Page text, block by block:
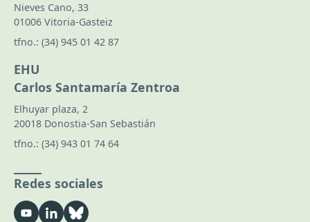
Nieves Cano, 33
01006 Vitoria-Gasteiz
tfno.: (34) 945 01 42 87
EHU
Carlos Santamaría Zentroa
Elhuyar plaza, 2
20018 Donostia-San Sebastián
tfno.: (34) 943 01 74 64
Redes sociales